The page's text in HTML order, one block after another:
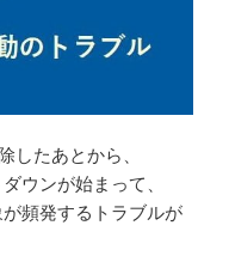
したあとから、
ウンが始まって、
頻発するトラブルが